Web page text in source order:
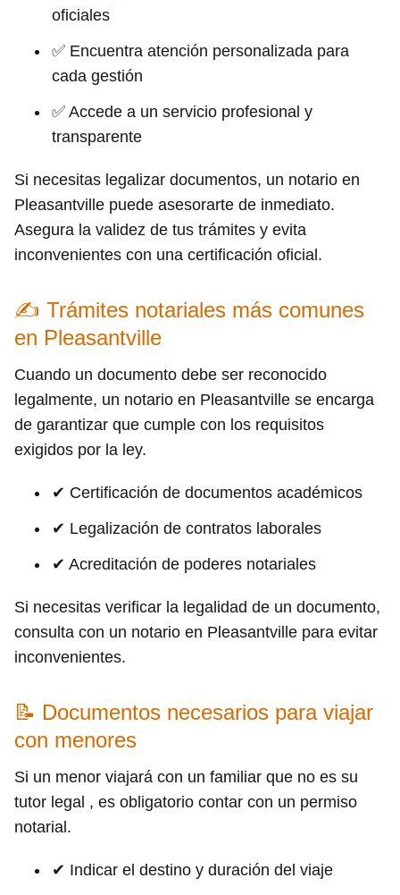
oficiales
✅ Encuentra atención personalizada para
cada gestión
✅ Accede a un servicio profesional y
transparente
Si necesitas legalizar documentos, un notario en
Pleasantville puede asesorarte de inmediato.
Asegura la validez de tus trámites y evita
inconvenientes con una certificación oficial.
✍ Trámites notariales más comunes
en Pleasantville
Cuando un documento debe ser reconocido
legalmente, un notario en Pleasantville se encarga
de garantizar que cumple con los requisitos
exigidos por la ley.
✔ Certificación de documentos académicos
✔ Legalización de contratos laborales
✔ Acreditación de poderes notariales
Si necesitas verificar la legalidad de un documento,
consulta con un notario en Pleasantville para evitar
inconvenientes.
📝 Documentos necesarios para viajar
con menores
Si un menor viajará con un familiar que no es su
tutor legal , es obligatorio contar con un permiso
notarial.
✔ Indicar el destino y duración del viaje